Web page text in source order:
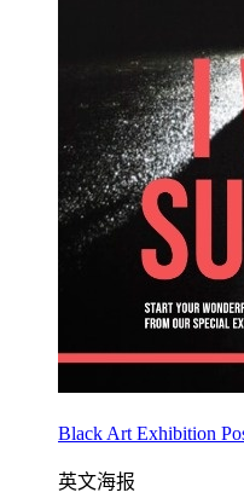
Black Art Exhibition
英文海报